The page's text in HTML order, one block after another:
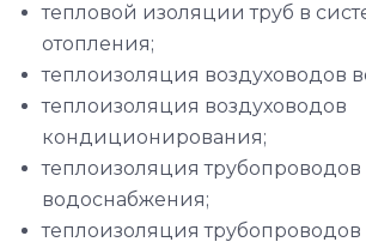
тепловой изоляции труб в
отопления;
теплоизоляция воздуховодов
теплоизоляция воздуховодов
кондиционирования;
теплоизоляция трубопроводов
водоснабжения;
теплоизоляция